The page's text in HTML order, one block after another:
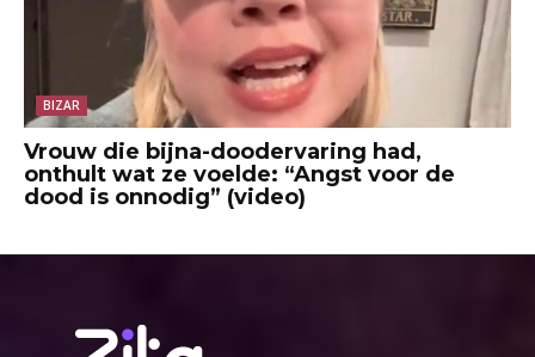
BIZAR
Vrouw die bijna-doodervaring had,
onthult wat ze voelde: “Angst voor de
dood is onnodig” (video)